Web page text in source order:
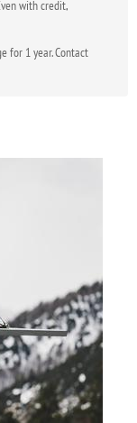
with credit,
for 1 year. Contact